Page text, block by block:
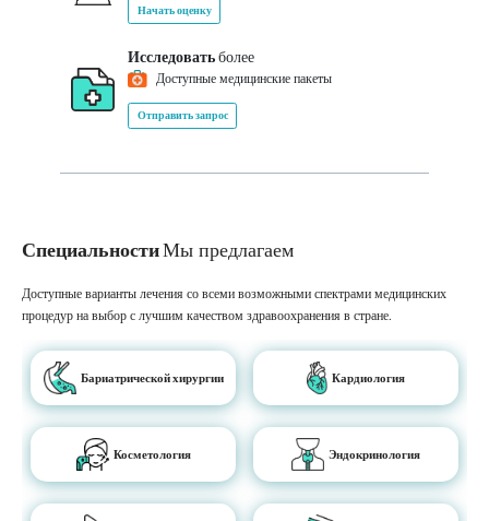
Начать оценку
Исследоватьболее
Доступные медицинские пакеты
Отправить запрос
СпециальностиМы предлагаем
Доступные варианты лечения со всеми возможными спектрами медицинских
процедур на выбор с лучшим качеством здравоохранения в стране.
Бариатрической хирургии Кардиология
Косметология Эндокринология